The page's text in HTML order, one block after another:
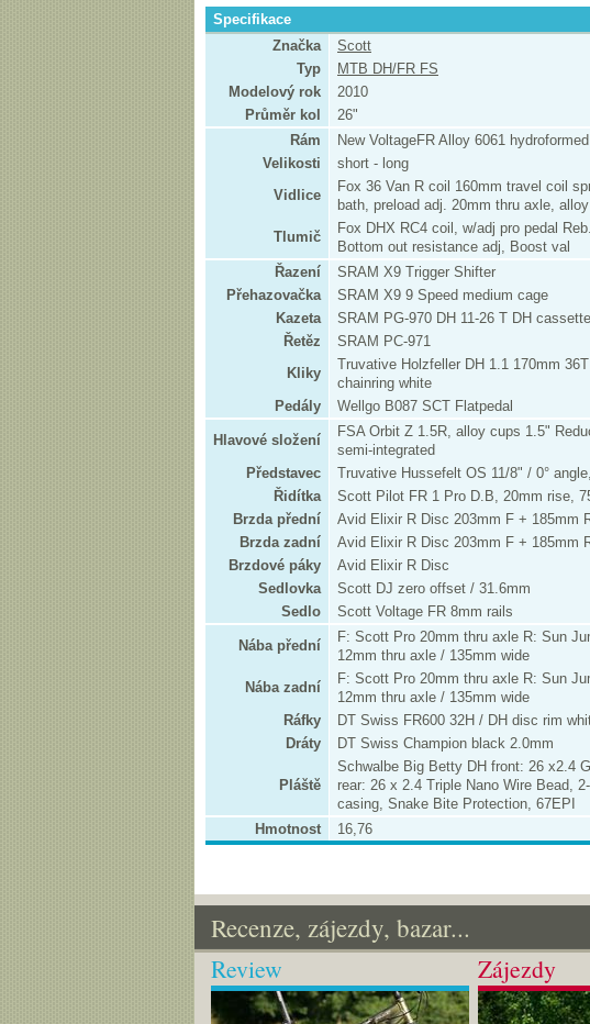
Specifikace
Značka
Scott
Typ
MTB DH/FR FS
Modelový rok
2010
Průměr kol
26"
Rám
New VoltageFR Alloy 6061
Velikosti
short - long
Vidlice
Fox 36 Van R coil 160mm travel coil
bath, preload adj. 20mm thru axle,
Tlumič
Fox DHX RC4 coil, w/adj pro pedal
Bottom out resistance adj, Boost val
Řazení
SRAM X9 Trigger Shifter
Přehazovačka
SRAM X9 9 Speed medium cage
Kazeta
SRAM PG-970 DH 11-26 T DH cassette
Řetěz
SRAM PC-971
Kliky
Truvative Holzfeller DH 1.1 170mm
chainring white
Pedály
Wellgo B087 SCT Flatpedal
Hlavové složení
FSA Orbit Z 1.5R, alloy cups 1.5"
semi-integrated
Představec
Truvative Hussefelt OS 11/8" / 0°
Řidítka
Scott Pilot FR 1 Pro D.B, 20mm rise,
Brzda přední
Avid Elixir R Disc 203mm F + 185mm
Brzda zadní
Avid Elixir R Disc 203mm F + 185mm
Brzdové páky
Avid Elixir R Disc
Sedlovka
Scott DJ zero offset / 31.6mm
Sedlo
Scott Voltage FR 8mm rails
Nába přední
F: Scott Pro 20mm thru axle R: Sun
12mm thru axle / 135mm wide
Nába zadní
F: Scott Pro 20mm thru axle R: Sun
12mm thru axle / 135mm wide
Ráfky
DT Swiss FR600 32H / DH disc rim
Dráty
DT Swiss Champion black 2.0mm
Pláště
Schwalbe Big Betty DH front: 26 x2.4
rear: 26 x 2.4 Triple Nano Wire Bead,
casing, Snake Bite Protection, 67EPI
Hmotnost
16,76
Recenze, zájezdy, bazar...
Review Zájezdy